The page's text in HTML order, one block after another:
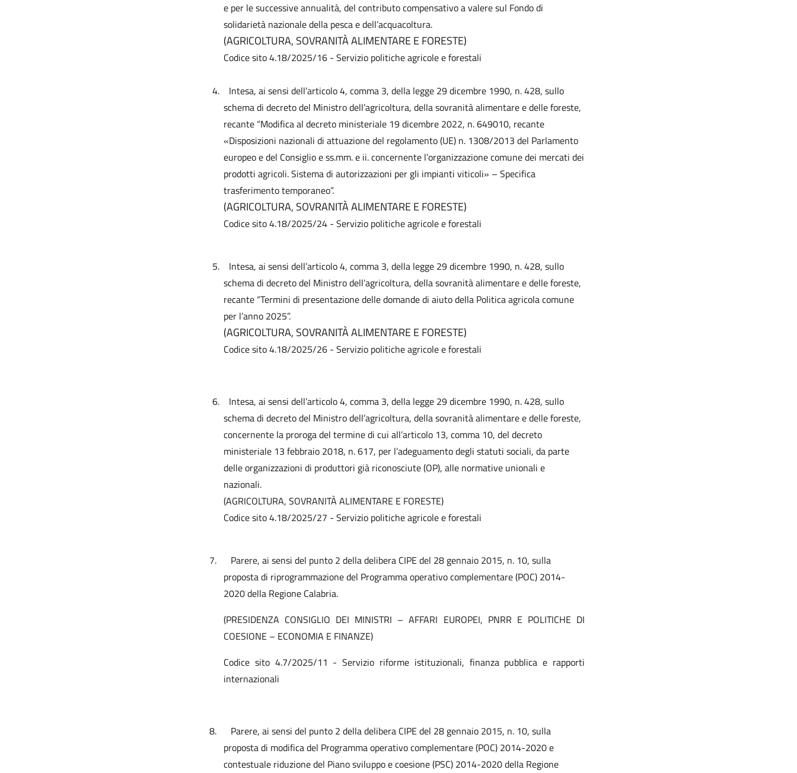
e per le successive annualità, del contributo compensativo a valere sul Fondo di
solidarietà nazionale della pesca e dell’acquacoltura.
(AGRICOLTURA, SOVRANITÀ ALIMENTARE E FORESTE)
Codice sito 4.18/2025/16 - Servizio politiche agricole e forestali
4. Intesa, ai sensi dell’articolo 4, comma 3, della legge 29 dicembre 1990, n. 428, sullo
schema di decreto del Ministro dell’agricoltura, della sovranità alimentare e delle foreste,
recante “Modifica al decreto ministeriale 19 dicembre 2022, n. 649010, recante
«Disposizioni nazionali di attuazione del regolamento (UE) n. 1308/2013 del Parlamento
europeo e del Consiglio e ss.mm. e ii. concernente l’organizzazione comune dei mercati dei
prodotti agricoli. Sistema di autorizzazioni per gli impianti viticoli» – Specifica
trasferimento temporaneo”.
(AGRICOLTURA, SOVRANITÀ ALIMENTARE E FORESTE)
Codice sito 4.18/2025/24 - Servizio politiche agricole e forestali
5. Intesa, ai sensi dell’articolo 4, comma 3, della legge 29 dicembre 1990, n. 428, sullo
schema di decreto del Ministro dell’agricoltura, della sovranità alimentare e delle foreste,
recante “Termini di presentazione delle domande di aiuto della Politica agricola comune
per l’anno 2025”.
(AGRICOLTURA, SOVRANITÀ ALIMENTARE E FORESTE)
Codice sito 4.18/2025/26 - Servizio politiche agricole e forestali
6. Intesa, ai sensi dell’articolo 4, comma 3, della legge 29 dicembre 1990, n. 428, sullo
schema di decreto del Ministro dell’agricoltura, della sovranità alimentare e delle foreste,
concernente la proroga del termine di cui all’articolo 13, comma 10, del decreto
ministeriale 13 febbraio 2018, n. 617, per l’adeguamento degli statuti sociali, da parte
delle organizzazioni di produttori già riconosciute (OP), alle normative unionali e
nazionali.
(AGRICOLTURA, SOVRANITÀ ALIMENTARE E FORESTE)
Codice sito 4.18/2025/27 - Servizio politiche agricole e forestali
7. Parere, ai sensi del punto 2 della delibera CIPE del 28 gennaio 2015, n. 10, sulla
proposta di riprogrammazione del Programma operativo complementare (POC) 2014-
2020 della Regione Calabria.
(PRESIDENZA CONSIGLIO DEI MINISTRI – AFFARI EUROPEI, PNRR E POLITICHE DI
COESIONE – ECONOMIA E FINANZE)
Codice sito 4.7/2025/11 - Servizio riforme istituzionali, finanza pubblica e rapporti
internazionali
8. Parere, ai sensi del punto 2 della delibera CIPE del 28 gennaio 2015, n. 10, sulla
proposta di modifica del Programma operativo complementare (POC) 2014-2020 e
contestuale riduzione del Piano sviluppo e coesione (PSC) 2014-2020 della Regione